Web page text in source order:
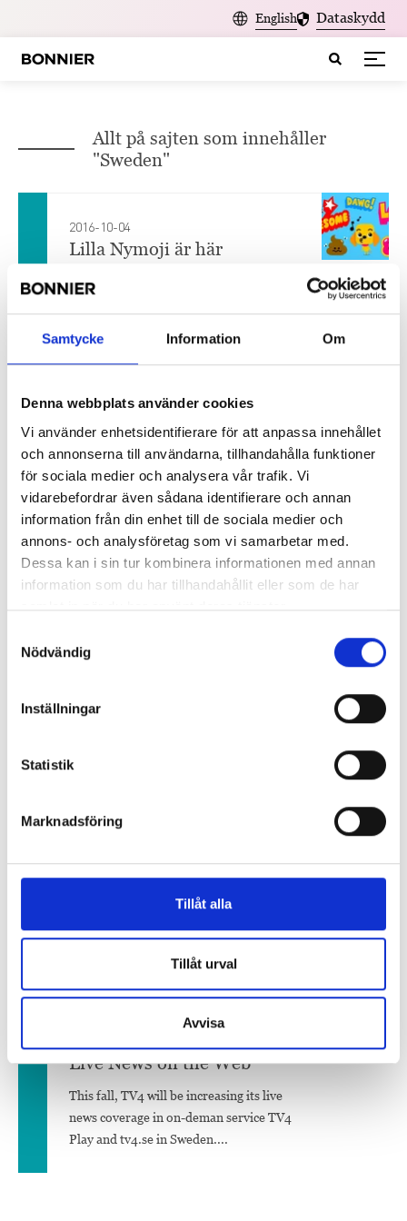
Samtycke Information Om
Denna webbplats använder cookies
Vi använder enhetsidentifierare för att anpassa innehållet
och annonserna till användarna, tillhandahålla funktioner
för sociala medier och analysera vår trafik. Vi
vidarebefordrar även sådana identifierare och annan
information från din enhet till de sociala medier och
annons- och analysföretag som vi samarbetar med.
Dessa kan i sin tur kombinera informationen med annan
information som du har tillhandahållit eller som de har
samlat in när du har använt deras tjänster.
Nödvändig
Inställningar
Statistik
Marknadsföring
Tillåt alla
Tillåt urval
Avvisa
English Dataskydd
Allt på sajten som innehåller
"Sweden"
2016-10-04
Lilla Nymoji är här
Nyhetsmorgon lanserar sin lurvigaste
senaste året har det talats...
2016-04-14
Pocket Shop expanderar till
Storbritannien
Bokhandelskedjan Pocket Shop, med
huvudkontor i Stockholm och butiker i
Sverige, Finland och Tyskland, kommer
att öppna i Storbritannien....
Ny chefredaktör på
Helsingborgs Dagblad
Helsingborgs Dagblad och efterträder
chefredaktör för Helsingborgs...
2014-08-25
”content-VM”
– Vi är förstås oerhört stolta och glada
över priserna, säger Spoons vd Anders
Live News on the Web
This fall, TV4 will be increasing its live
news coverage in on-deman service TV4
Play and tv4.se in Sweden....